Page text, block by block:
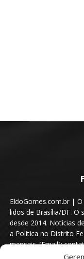
EldoGomes.com.br |
lidos de Brasília/DF. O
desde 2014. Notícias
a Política no Distrito
mensais. [Email]: